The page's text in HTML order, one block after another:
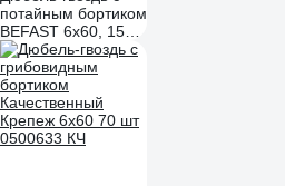
потайным бортиком
BEFAST 6x60, 150
шт.
KSML06060150S